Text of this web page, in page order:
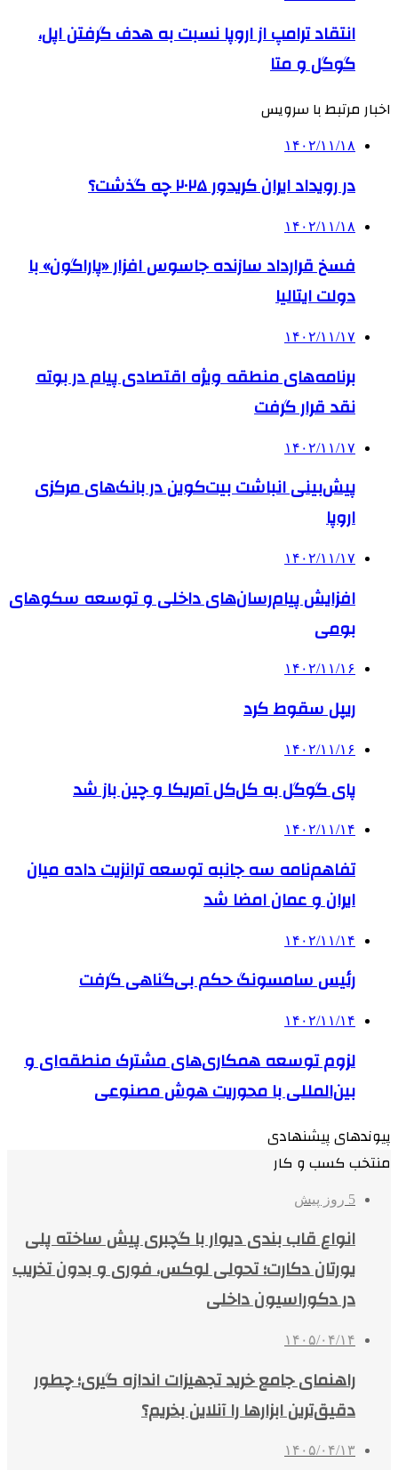
انتقاد ترامپ از اروپا نسبت به هدف گرفتن اپل،
گوگل و متا
اخبار مرتبط با سرویس
۱۴۰۲/۱۱/۱۸
در رویداد ایران کریدور ۲۰۲۵ چه گذشت؟
۱۴۰۲/۱۱/۱۸
فسخ قرارداد سازنده جاسوس افزار «پاراگون» با
دولت ایتالیا
۱۴۰۲/۱۱/۱۷
برنامه‌های منطقه ویژه اقتصادی پیام در بوته
نقد قرار گرفت
۱۴۰۲/۱۱/۱۷
پیش‌بینی انباشت بیت‌کوین در بانک‌های مرکزی
اروپا
۱۴۰۲/۱۱/۱۷
افزایش پیام‌رسان‌های داخلی و توسعه سکوهای
بومی
۱۴۰۲/۱۱/۱۶
ریپل سقوط کرد
۱۴۰۲/۱۱/۱۶
پای گوگل به کل‌کل آمریکا و چین باز شد
۱۴۰۲/۱۱/۱۴
تفاهم‌نامه سه جانبه توسعه ترانزیت داده میان
ایران و عمان امضا شد
۱۴۰۲/۱۱/۱۴
رئیس سامسونگ حکم بی‌گناهی گرفت
۱۴۰۲/۱۱/۱۴
لزوم توسعه همکاری‌های مشترک منطقه‌ای و
بین‌المللی با محوریت هوش مصنوعی
پیوندهای پیشنهادی
منتخب کسب و کار
5 روز پیش
انواع قاب بندی دیوار با گچبری پیش ساخته پلی
یورتان دکارت؛ تحولی لوکس، فوری و بدون تخریب
در دکوراسیون داخلی
۱۴۰۵/۰۴/۱۴
راهنمای جامع خرید تجهیزات اندازه گیری؛ چطور
دقیق‌ترین ابزارها را آنلاین بخریم؟
۱۴۰۵/۰۴/۱۳